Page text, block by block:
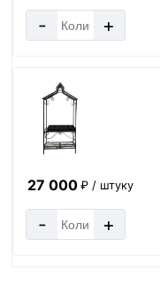
- +
27 000₽ / штуку
- +